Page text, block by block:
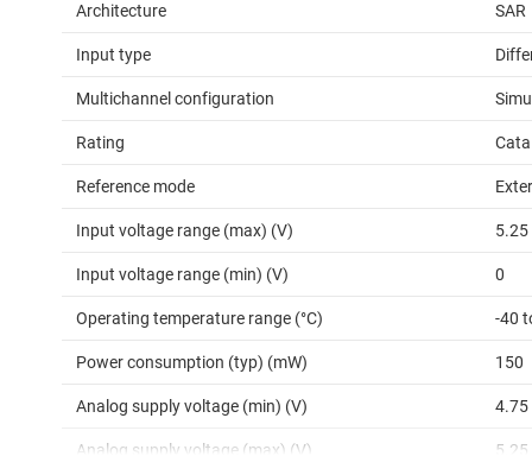
Architecture SAR
Input type
Multichannel configuration
Rating
Reference mode
Input voltage range (max) (V) 5.25
Input voltage range (min) (V) 0
Operating temperature range (°C) -40
Power consumption (typ) (mW) 150
Analog supply voltage (min) (V) 4.75
Analog supply voltage (max) (V) 5.25